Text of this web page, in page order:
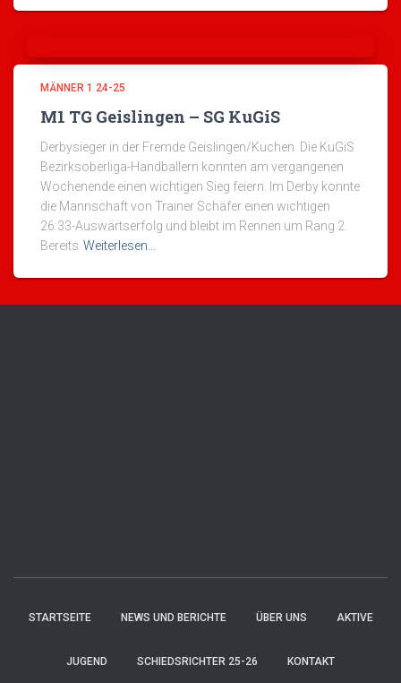
MÄNNER 1 24-25
M1 TG Geislingen – SG KuGiS
Derbysieger in der Fremde Geislingen/Kuchen. Die KuGiS
Bezirksoberliga-Handballern konnten am vergangenen
Wochenende einen wichtigen Sieg feiern. Im Derby konnte
die Mannschaft von Trainer Schäfer einen wichtigen
26:33-Auswärtserfolg und bleibt im Rennen um Rang 2.
Bereits Weiterlesen…
STARTSEITE NEWS UND BERICHTE ÜBER UNS AKTIVE
JUGEND SCHIEDSRICHTER 25-26 KONTAKT